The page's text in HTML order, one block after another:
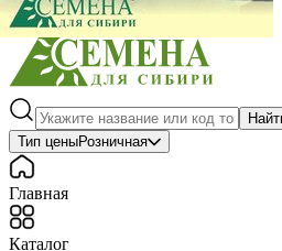
Обустройство сада, декор
Тип ценыРозничная
Главная
Каталог